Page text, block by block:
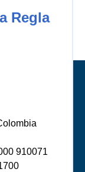
Regla
910071